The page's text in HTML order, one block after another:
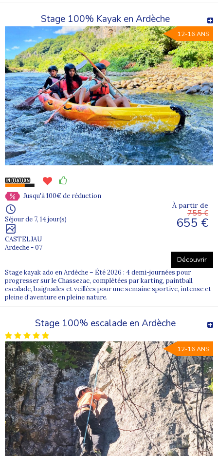
Stage 100% Kayak en Ardèche
12-16 ANS
Jusqu'à 100€ de réduction
Séjour de 7, 14 jour(s)
CASTELJAU
Ardeche - 07
À partir de
755 €
655 €
Découvrir
Stage kayak ado en Ardèche – Été 2026 : 4 demi-journées pour
progresser sur le Chassezac, complétées par karting, paintball,
escalade, baignades et veillées pour une semaine sportive, intense et
pleine d’aventure en pleine nature.
Stage 100% escalade en Ardèche
12-16 ANS